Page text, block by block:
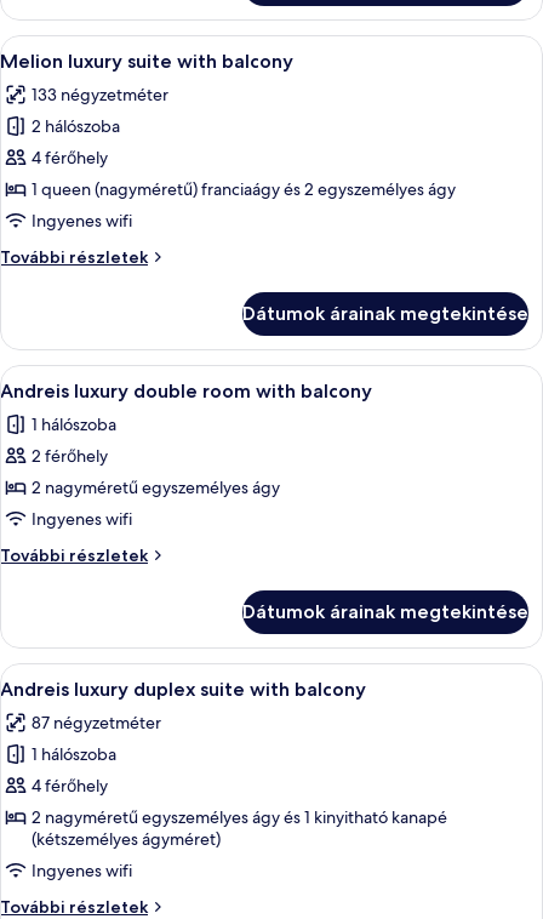
további
részletei
A
következő
szoba
összes
képének
megtekintése:
Melion
suite
Egy hálószoba baldachinos ággyal,
7
Melion luxury suite with balcony
133 négyzetméter
2 hálószoba
4 férőhely
1 queen (nagyméretű) franciaágy és 2 egyszemélyes ágy
Ingyenes wifi
További részletek
Melion
balcony
további
részletei
Dátumok árainak megtekintése
A
következő
szoba
összes
képének
megtekintése:
Andreis
luxury
room
with
balcony
Egy kétszemélyes ágy bézs színű
3
Andreis luxury double room with balcony
1 hálószoba
2 férőhely
2 nagyméretű egyszemélyes ágy
Ingyenes wifi
További részletek
Andreis
with
balcony
további
Dátumok árainak megtekintése
A
következő
szoba
összes
képének
megtekintése:
Andreis
luxury
duplex
Egy hálószoba, amelyben egy nagy
3
Andreis luxury duplex suite with balcony
87 négyzetméter
1 hálószoba
4 férőhely
2 nagyméretű egyszemélyes ágy és 1 kinyitható kanapé
(kétszemélyes ágyméret)
Ingyenes wifi
További részletek
Andreis